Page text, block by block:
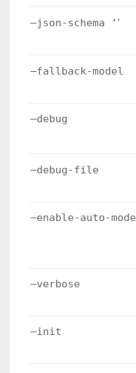
–json-schema ‘ ’
–fallback-model
–debug
–debug-file
–enable-auto-mode
–verbose
–init